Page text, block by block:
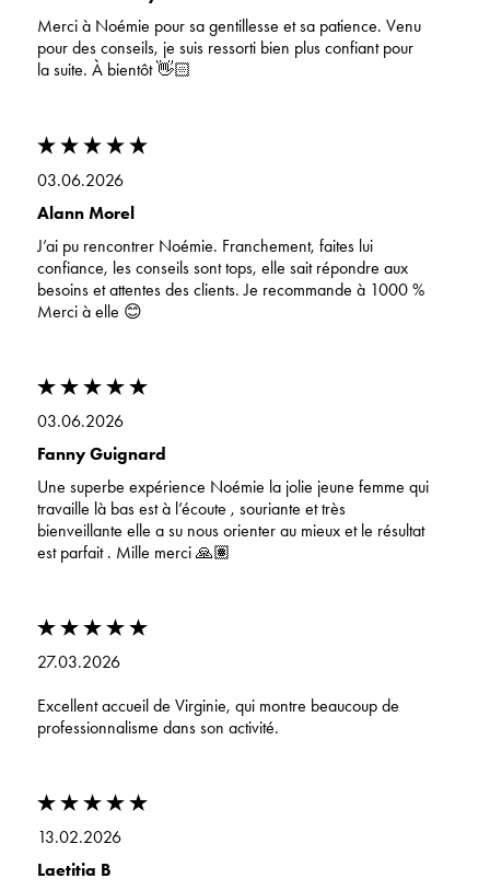
Merci à Noémie pour sa gentillesse et sa patience. Venu
pour des conseils, je suis ressorti bien plus confiant pour
la suite. À bientôt 👋🏻
03.06.2026
Alann Morel
J’ai pu rencontrer Noémie. Franchement, faites lui
confiance, les conseils sont tops, elle sait répondre aux
besoins et attentes des clients. Je recommande à 1000 %
Merci à elle 😊
03.06.2026
Fanny Guignard
Une superbe expérience Noémie la jolie jeune femme qui
travaille là bas est à l’écoute , souriante et très
bienveillante elle a su nous orienter au mieux et le résultat
est parfait . Mille merci 🙏🏽
27.03.2026
Excellent accueil de Virginie, qui montre beaucoup de
professionnalisme dans son activité.
13.02.2026
Laetitia B